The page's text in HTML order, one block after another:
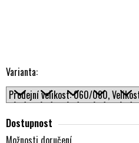
Varianta:
Dostupnost
Možnosti doručení